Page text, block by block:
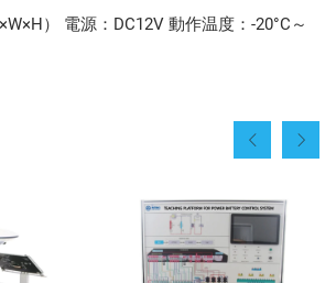
） 電源：DC12V 動作温度：-20°C～